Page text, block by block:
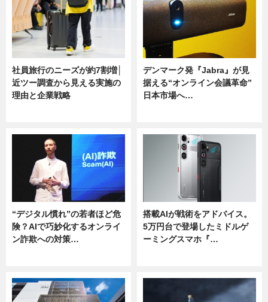
社員旅行のニーズが約7割増│
近ツー調査から見える実施の
理由と企業戦略
デンマーク発『Jabra』が見
据える“オンライン会議革命”
日本市場へ…
“デジタル慣れ”の若者ほど危
険？AIで巧妙化するオンライ
ン詐欺への対策…
搭載AIが戦術をアドバイス。
5万円台で登場したミドルゲ
ーミングスマホ『…